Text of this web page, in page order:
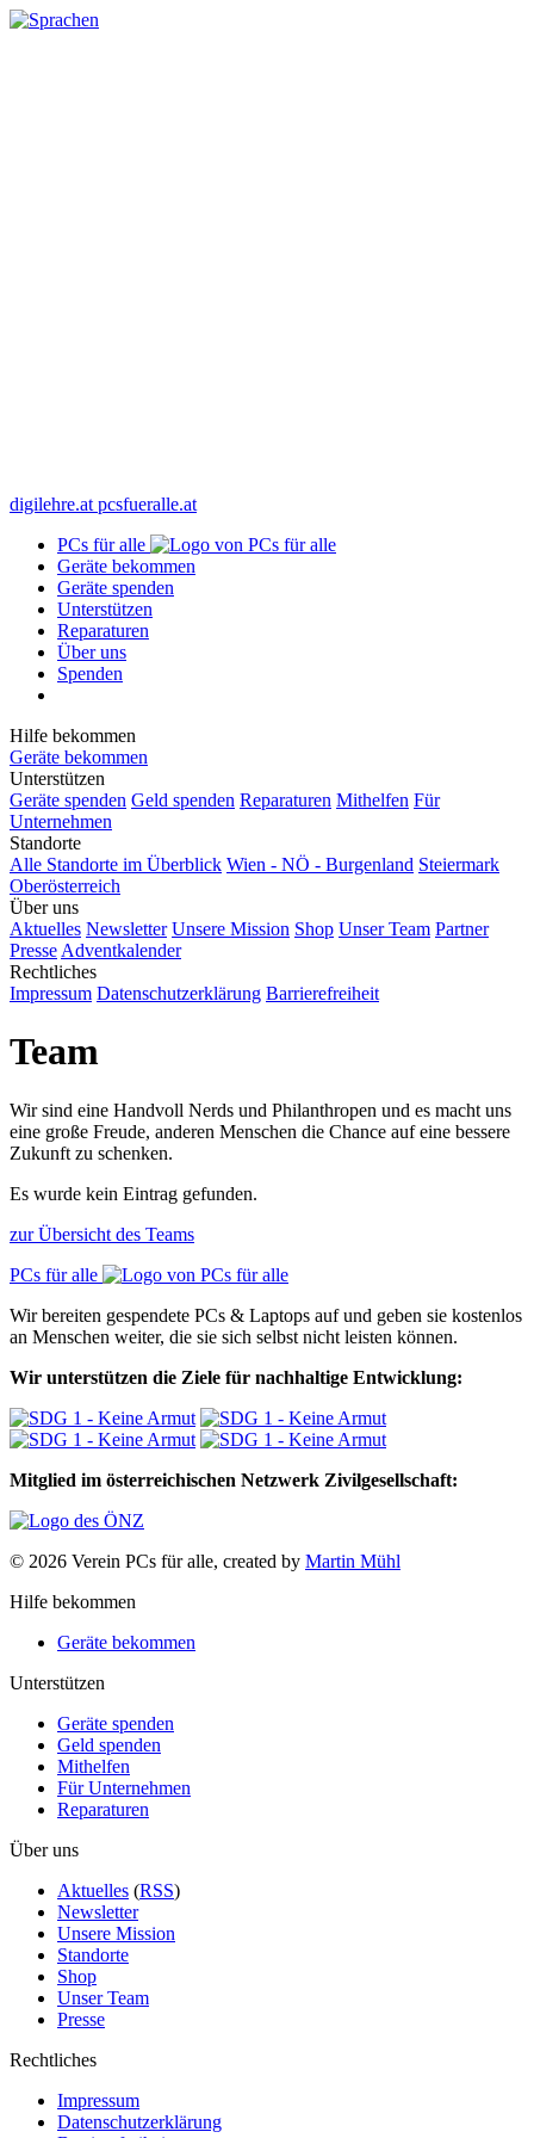
digilehre.at pcsfueralle.at
PCs für alle
Geräte bekommen
Geräte spenden
Unterstützen
Reparaturen
Über uns
Spenden
Hilfe bekommen
Geräte bekommen
Unterstützen
Geräte spenden Geld spenden Reparaturen Mithelfen Für
Unternehmen
Standorte
Alle Standorte im Überblick Wien - NÖ - Burgenland Steiermark
Oberösterreich
Über uns
Aktuelles Newsletter Unsere Mission Shop Unser Team Partner
Presse Adventkalender
Rechtliches
Impressum Datenschutzerklärung Barrierefreiheit
Team
Wir sind eine Handvoll Nerds und Philanthropen und es macht uns
eine große Freude, anderen Menschen die Chance auf eine bessere
Zukunft zu schenken.
Es wurde kein Eintrag gefunden.
zur Übersicht des Teams
PCs für alle
Wir bereiten gespendete PCs & Laptops auf und geben sie kostenlos
an Menschen weiter, die sie sich selbst nicht leisten können.
Wir unterstützen die Ziele für nachhaltige Entwicklung:
Mitglied im österreichischen Netzwerk Zivilgesellschaft:
© 2026 Verein PCs für alle, created by Martin Mühl
Hilfe bekommen
Geräte bekommen
Unterstützen
Geräte spenden
Geld spenden
Mithelfen
Für Unternehmen
Reparaturen
Über uns
Aktuelles (RSS)
Newsletter
Unsere Mission
Standorte
Shop
Unser Team
Presse
Rechtliches
Impressum
Datenschutzerklärung